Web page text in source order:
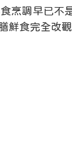
烹調早已不
鮮食完全改